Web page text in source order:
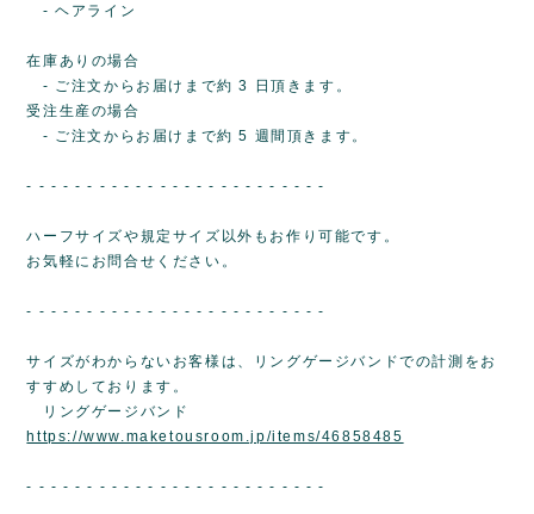
- ヘアライン
在庫ありの場合
- ご注文からお届けまで約 3 日頂きます。
受注生産の場合
- ご注文からお届けまで約 5 週間頂きます。
- - - - - - - - - - - - - - - - - - - - - - - - -
ハーフサイズや規定サイズ以外もお作り可能です。
お気軽にお問合せください。
- - - - - - - - - - - - - - - - - - - - - - - - -
サイズがわからないお客様は、リングゲージバンドでの計測をお
すすめしております。
リングゲージバンド
https://www.maketousroom.jp/items/46858485
- - - - - - - - - - - - - - - - - - - - - - - - -